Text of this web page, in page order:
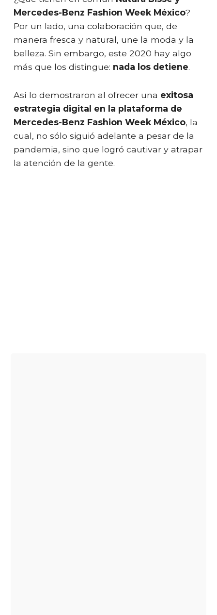
Mercedes-Benz Fashion Week México?
Por un lado, una colaboración que, de
manera fresca y natural, une la moda y la
belleza. Sin embargo, este 2020 hay algo
más que los distingue: nada los detiene.
Así lo demostraron al ofrecer una exitosa
estrategia digital en la plataforma de
Mercedes-Benz Fashion Week México, la
cual, no sólo siguió adelante a pesar de la
pandemia, sino que logró cautivar y atrapar
la atención de la gente.